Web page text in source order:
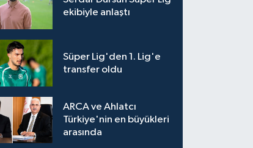
ekibiyle anlaştı
Süper Lig'den 1. Lig'e
transfer oldu
ARCA ve Ahlatcı
Türkiye'nin en büyükleri
arasında